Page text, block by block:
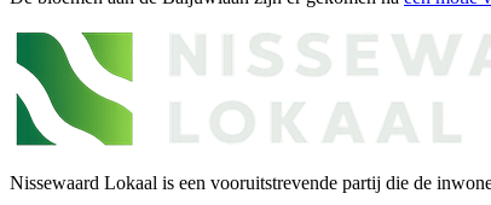
Nissewaard Lokaal is een vooruitstrevende partij die de